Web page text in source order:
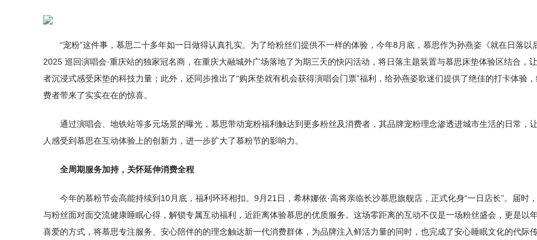
“宠粉”这件事，慕思二十多年如一日做得认真扎实。为了给粉丝们提供不一样的体验，今年8月底，慕思作为孙燕姿《就在日落以
2025 巡回演唱会·重庆站的独家冠名商，在重庆大融城外广场落地了为期三天的快闪活动，将日落主题装置与慕思床垫体验区结合，
者沉浸式感受床垫的科技力量；此外，还同步推出了“购床垫就有机会获得演唱会门票”福利，给孙燕姿歌迷们提供了绝佳的打卡体验
费者带来了实实在在的惊喜。
通过演唱会、地铁站等多元场景的曝光，慕思带动宠粉福利触达到更多粉丝及消费者，其品牌宠粉理念渗透进城市生活的日常，
人感受到慕思在互动体验上的创新力，进一步扩大了慕粉节的影响力。
全周期服务加持， 关怀延伸消费全程
今年的慕粉节会高能持续到10月底，福利环环相扣。9月21日，希林娜依·高将亲临长沙慕思旗舰店，正式化身“一日店长”。届时
与粉丝面对面交流健康睡眠心得，解锁专属互动福利，近距离体验慕思的优质服务。这场零距离的互动不仅是一场粉丝盛会，更是以
喜爱的方式，将慕思专注服务、安心陪伴的的理念触达新一代消费群体，为品牌注入鲜活力量的同时，也完成了安心睡眠文化的代际传